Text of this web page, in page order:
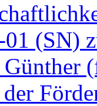
(SN)